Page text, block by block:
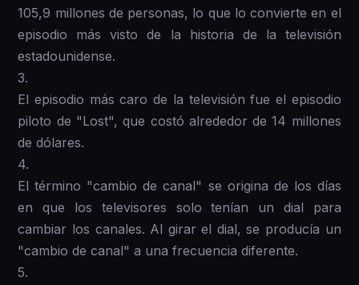
105,9 millones de personas, lo que lo convierte en el
episodio más visto de la historia de la televisión
estadounidense.
3 .
El episodio más caro de la televisión fue el episodio
piloto de "Lost", que costó alrededor de 14 millones
de dólares.
4 .
El término "cambio de canal" se origina de los días
en que los televisores solo tenían un dial para
cambiar los canales. Al girar el dial, se producía un
"cambio de canal" a una frecuencia diferente.
5 .